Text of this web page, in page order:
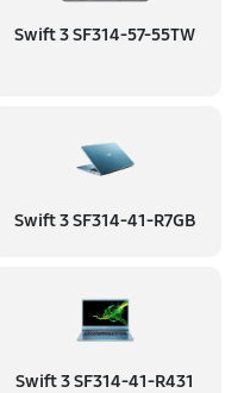
Swift 3 SF314-57-55TW
Swift 3 SF314-41-R7GB
Swift 3 SF314-41-R431